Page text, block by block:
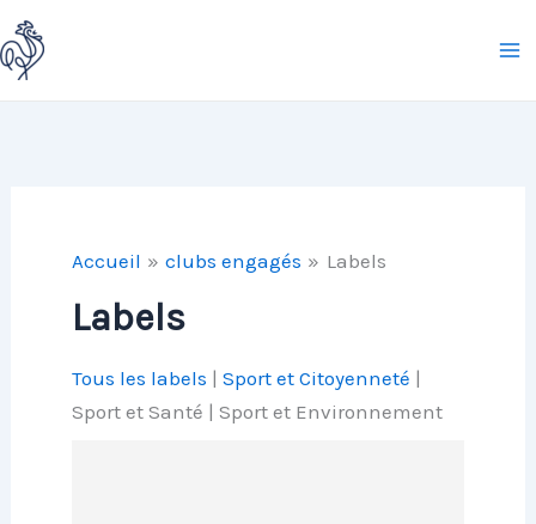
Aller
au
contenu
Accueil clubs engagés Labels
Labels
Tous les labels |Sport et Citoyenneté |
Sport et Santé | Sport et Environnement